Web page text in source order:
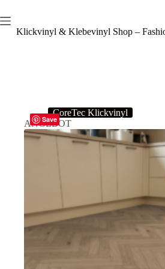
Inhalt
springenKlickvinyl & Klebevinyl Shop –
Save
CoreTec Klickvinyl
ANGEBOT